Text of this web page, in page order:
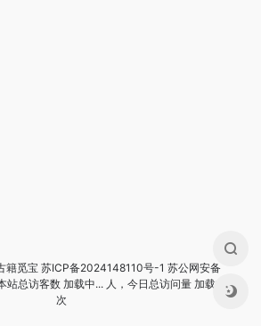
籍觅宝 苏ICP备2024148110号-1 苏公网安备
站总访客数 加载中...人，今日总访问量 加载中...
次